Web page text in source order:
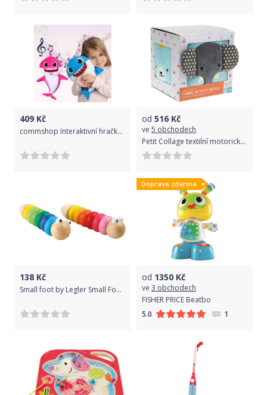
409 Kč
commshop Interaktivní hračka pro děti SHARK Barva: Růžová
od 516 Kč
ve 5 obchodech
Petit Collage textilní motorická kostka
138 Kč
Small foot by Legler Small Foot Skládací červík 1 ks
Doprava zdarma
od 1350 Kč
ve 3 obchodech
FISHER PRICE Beatbo
5.0
1